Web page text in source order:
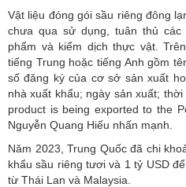
Vật liệu đóng gói sầu riêng đông
chưa qua sử dụng, tuân thủ
phẩm và kiểm dịch thực vật.
tiếng Trung hoặc tiếng Anh gồm
số đăng ký của cơ sở sản xuất
nhà xuất khẩu; ngày sản xuất;
product is being exported to the
Nguyễn Quang Hiếu nhấn mạnh.
Năm 2023, Trung Quốc đã chi
khẩu sầu riêng tươi và 1 tỷ USD
từ Thái Lan và Malaysia.